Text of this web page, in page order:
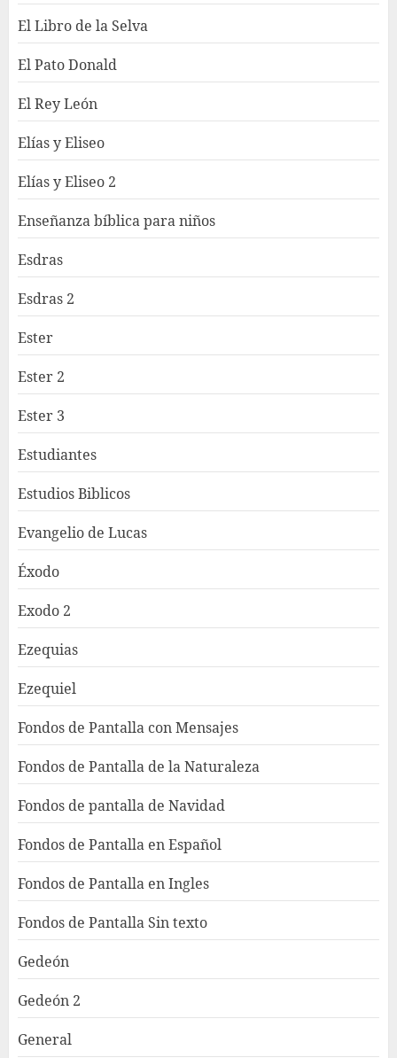
El Libro de la Selva
El Pato Donald
El Rey León
Elías y Eliseo
Elías y Eliseo 2
Enseñanza bíblica para niños
Esdras
Esdras 2
Ester
Ester 2
Ester 3
Estudiantes
Estudios Biblicos
Evangelio de Lucas
Éxodo
Exodo 2
Ezequias
Ezequiel
Fondos de Pantalla con Mensajes
Fondos de Pantalla de la Naturaleza
Fondos de pantalla de Navidad
Fondos de Pantalla en Español
Fondos de Pantalla en Ingles
Fondos de Pantalla Sin texto
Gedeón
Gedeón 2
General